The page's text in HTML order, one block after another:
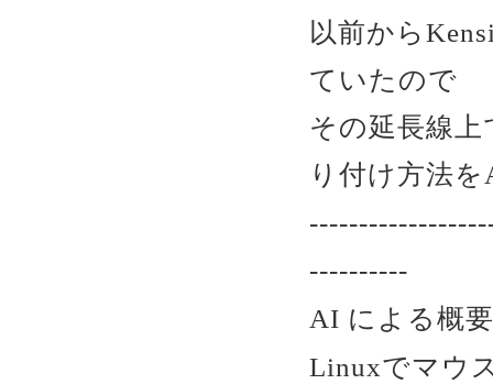
以前から
ていたので
その延長線
り付け方法
----------
AI による概要
Linuxでマウ